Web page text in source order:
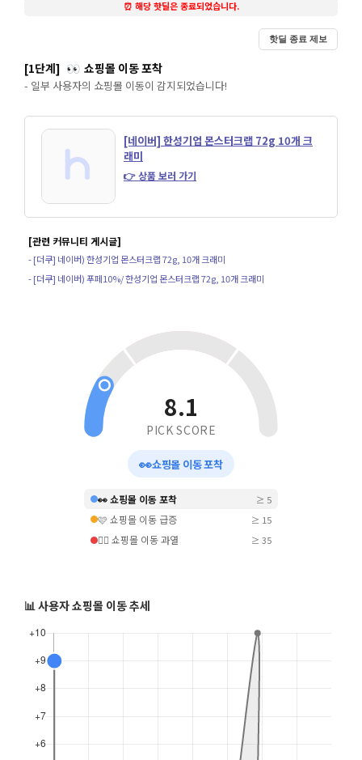
⏰ 해당 핫딜은 종료되었습니다.
핫딜 종료 제보
[1단계] 👀 쇼핑몰 이동 포착
- 일부 사용자의 쇼핑몰 이동이 감지되었습니다!
[네이버] 한성기업 몬스터크랩 72g 10개 크
래미
👉 상품 보러 가기
[관련 커뮤니티 게시글]
- [더쿠] 네이버) 한성기업 몬스터크랩 72g, 10개 크래미
- [더쿠] 네이버) 푸페10%/ 한성기업 몬스터크랩 72g, 10개 크래미
8.1
PICK SCORE
👀쇼핑몰 이동 포착
👀 쇼핑몰 이동 포착 ≥ 5
🩷 쇼핑몰 이동 급증 ≥ 15
❤️‍🔥 쇼핑몰 이동 과열 ≥ 35
📊 사용자 쇼핑몰 이동 추세